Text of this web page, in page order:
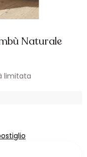
Naturale
limitata